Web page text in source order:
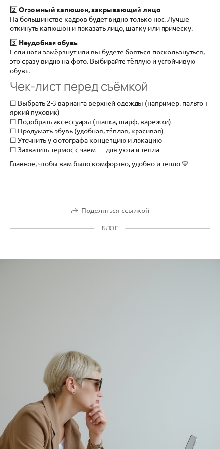
2️⃣Огромный капюшон, закрывающий лицо
На большинстве кадров будет видно только нос. Лучше
откинуть капюшон и показать лицо, шапку или причёску.
3️⃣ Неудобная обувь
Если ноги замёрзнут или вы будете бояться поскользнуться,
это сразу видно на фото. Выбирайте тёплую и устойчивую
обувь.
Чек-лист перед съёмкой
☐ Выбрать 2-3 варианта верхней одежды (например, пальто +
яркий пуховик)
☐ Подобрать аксессуары (шапка, шарф, варежки)
☐ Продумать обувь (удобная, тёплая, красивая)
☐ Уточнить у фотографа концепцию и локацию
☐ Захватить термос с чаем — для уюта и тепла
Главное, чтобы вам было комфортно, удобно и тепло 💛
Поделиться ссылкой
БЛОГ